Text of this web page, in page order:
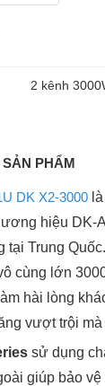
2 kênh
PHẨM
DK X2-3000
hiệu DK-
tại Trung
cùng lớn
hài lòng
vượt trội mà
sử dụng
giúp bảo vệ